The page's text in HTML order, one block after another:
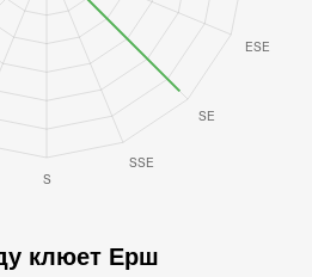
клюет Ерш